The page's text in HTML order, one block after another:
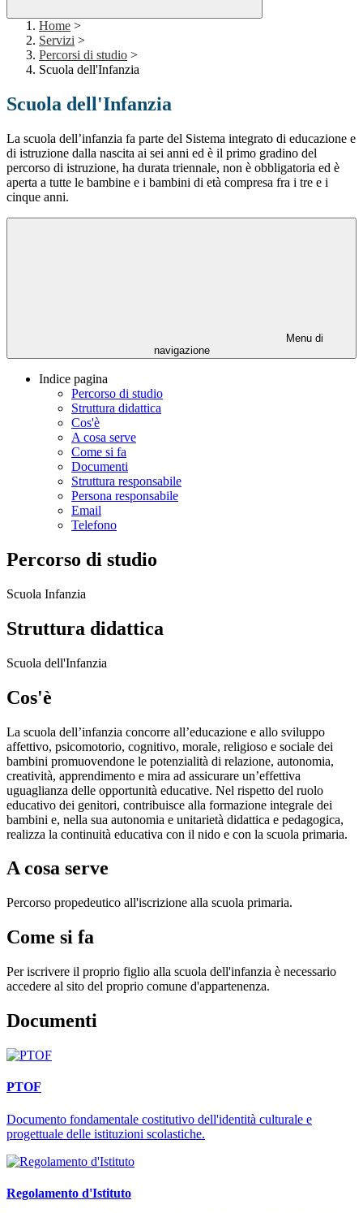
Home >
Servizi >
Percorsi di studio >
Scuola dell'Infanzia
Scuola dell'Infanzia
La scuola dell’infanzia fa parte del Sistema integrato di educazione e
di istruzione dalla nascita ai sei anni ed è il primo gradino del
percorso di istruzione, ha durata triennale, non è obbligatoria ed è
aperta a tutte le bambine e i bambini di età compresa fra i tre e i
cinque anni.
Menu di
navigazione
Indice pagina
Percorso di studio
Struttura didattica
Cos'è
A cosa serve
Come si fa
Documenti
Struttura responsabile
Persona responsabile
Email
Telefono
Percorso di studio
Scuola Infanzia
Struttura didattica
Scuola dell'Infanzia
Cos'è
La scuola dell’infanzia concorre all’educazione e allo sviluppo
affettivo, psicomotorio, cognitivo, morale, religioso e sociale dei
bambini promuovendone le potenzialità di relazione, autonomia,
creatività, apprendimento e mira ad assicurare un’effettiva
uguaglianza delle opportunità educative. Nel rispetto del ruolo
educativo dei genitori, contribuisce alla formazione integrale dei
bambini e, nella sua autonomia e unitarietà didattica e pedagogica,
realizza la continuità educativa con il nido e con la scuola primaria.
A cosa serve
Percorso propedeutico all'iscrizione alla scuola primaria.
Come si fa
Per iscrivere il proprio figlio alla scuola dell'infanzia è necessario
accedere al sito del proprio comune d'appartenenza.
Documenti
PTOF
Documento fondamentale costitutivo dell'identità culturale e
progettuale delle istituzioni scolastiche.
Regolamento d'Istituto